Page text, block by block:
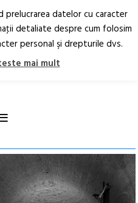
RO EN
prelucrarea datelor cu caracter
detaliate despre cum folosim
personal şi drepturile dvs.
mai mult